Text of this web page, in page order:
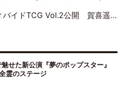
公開 賀喜遥香＆田村真佑が『京まふ』ステージに登壇
せた新公演『夢のポップスター』
霊のステージ